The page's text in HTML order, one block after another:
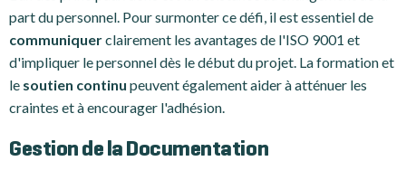
part du personnel. Pour surmonter ce défi, il est essentiel de
communiquerclairement les avantages de l'ISO 9001 et
d'impliquer le personnel dès le début du projet. La formation et
le soutien continu peuvent également aider à atténuer les
craintes et à encourager l'adhésion.
Gestion de la Documentation